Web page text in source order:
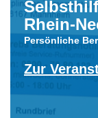
Rhein-
Persönliche
Zur